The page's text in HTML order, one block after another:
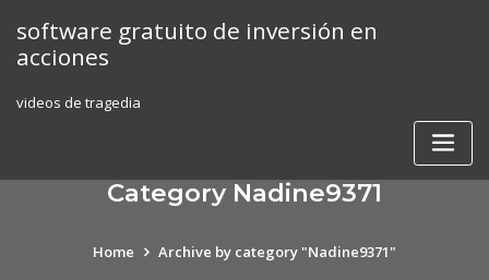
content
software gratuito de inversión en
acciones
videos de tragedia
Category Nadine9371
Home Archive by category "Nadine9371"